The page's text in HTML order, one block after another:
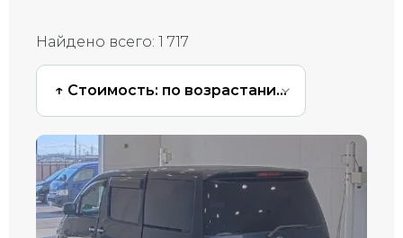
Найдено всего: 1 717
↑ Стоимость: по возрастанию